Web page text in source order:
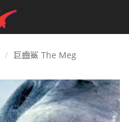
巨齒鯊 The Meg